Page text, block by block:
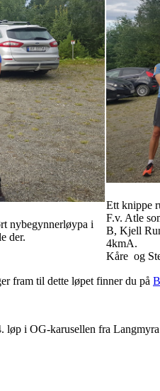
nybegynnerløypa i
der.
Ett knippe
F.v. Atle
B, Kjell
4kmA.
Kåre og
fram til dette løpet finner du på
løp i OG-karusellen fra